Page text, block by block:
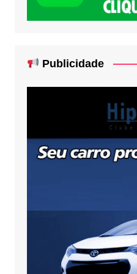
Publicidade